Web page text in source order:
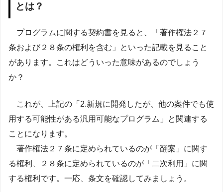
とは？
プログラムに関する契約書を見ると、「著作権法２７
条および２８条の権利を含む」といった記載を見ること
があります。これはどういった意味があるのでしょう
か？
これが、上記の「2.新規に開発したが、他の案件でも使
用する可能性がある汎用可能なプログラム」と関連する
ことになります。
著作権法２７条に定められているのが「翻案」に関す
る権利、２８条に定められているのが「二次利用」に関
する権利です。一応、条文を確認してみましょう。